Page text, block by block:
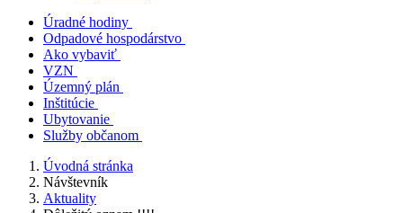
Úradné hodiny
Odpadové hospodárstvo
Ako vybaviť
VZN
Územný plán
Inštitúcie
Ubytovanie
Služby občanom
Úvodná stránka
Návštevník
Aktuality